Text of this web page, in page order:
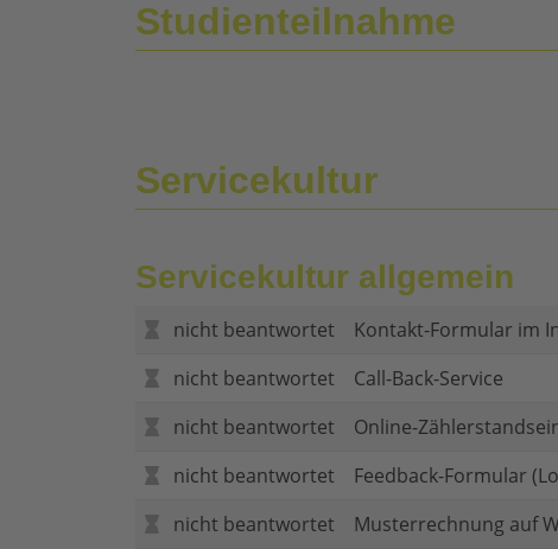
Studienteilnahme
Servicekultur
Servicekultur allgemein
nicht beantwortet
Kontakt-Formular im
nicht beantwortet
Call-Back-Service
nicht beantwortet
Online-
nicht beantwortet
Feedback-Formular
nicht beantwortet
Musterrechnung auf